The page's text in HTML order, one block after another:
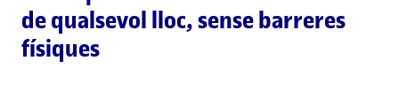
de qualsevol lloc, sense barreres
físiques